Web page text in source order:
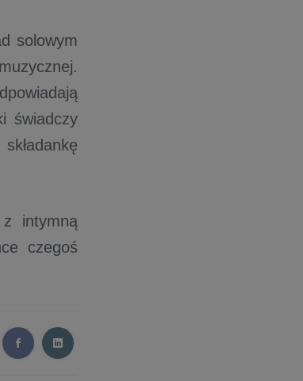
solowym
świadczy
intymną
czegoś